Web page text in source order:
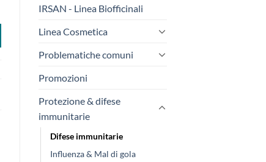
IRSAN - Linea Biofficinali
Linea Cosmetica
Problematiche comuni
Promozioni
Protezione & difese
immunitarie
Difese immunitarie
Influenza & Mal di gola